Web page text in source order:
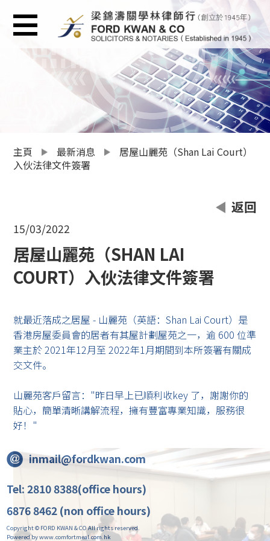
主頁 最新消息
居屋山麗苑（Shan Lai Court）
入伙法律文件簽署
返回
15/03/2022
居屋山麗苑（SHAN LAI
COURT）入伙法律文件簽署
就最近落成之居屋 - 山麗苑（英語：Shan Lai Court）是
香港房屋委員會的居者有其屋計劃屋苑之一，逾 600 位準
業主於 2021年12月至 2022年1月期間到本所簽署有關成
交文件。
山麗苑客戶留言："昨日早上已順利收key 了，謝謝你的
貼心，簡單清晰講解流程，擁有豐富專業知識，服務很
好！"
inmail@fordkwan.com
Tel: 2810 8388(office hours)
6876 8462 (non office hours)
Copyright © FORD KWAN & CO All rights reserved.
Powered by www.comfortmeal.com.hk